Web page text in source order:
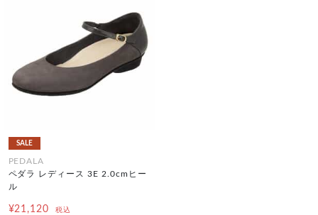
SALE
PEDALA
ペダラ レディース 3E 2.0cmヒー
ル
¥21,120 税込